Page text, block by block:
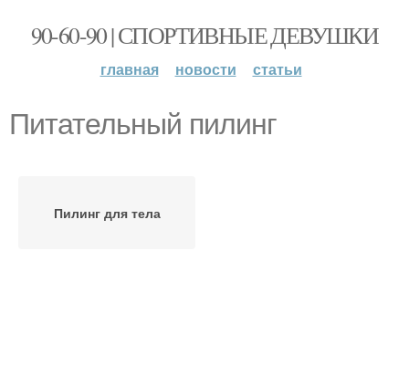
90-60-90 | СПОРТИВНЫЕ ДЕВУШКИ
главная новости статьи
Питательный пилинг
Пилинг для тела